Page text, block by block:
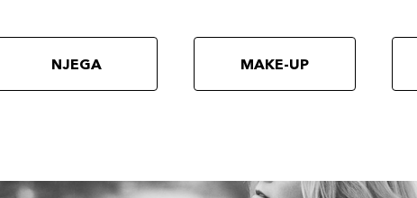
NJEGA MAKE-UP